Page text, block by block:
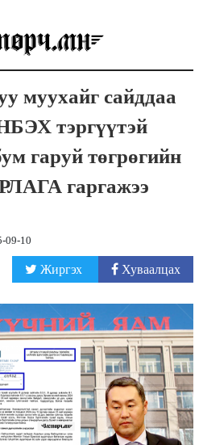
муухайг сайддаа
тэргүүтэй
гаруй төгрөгийн
гаргажээ
09-10
Жиргэх Хуваалцах